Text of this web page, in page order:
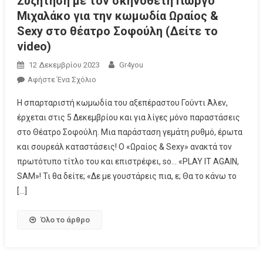
Μιχαλάκο για την κωμωδία Ωραίος &
Sexy στο θέατρο Σοφούλη (Δείτε το
video)
12 Δεκεμβρίου 2023
Gr4you
Αφήστε Ένα Σχόλιο
Η σπαρταριστή κωμωδία του αξεπέραστου Γούντι Άλεν,
έρχεται στις 5 Δεκεμβρίου και για λίγες μόνο παραστάσεις
στο Θέατρο Σοφούλη. Μια παράσταση γεμάτη ρυθμό, έρωτα
και σουρεάλ καταστάσεις! Ο «Ωραίος & Sexy» ανακτά τον
πρωτότυπο τίτλο του και επιστρέφει, so… «PLAY IT AGAIN,
SAM»! Τι θα δείτε; «Δε με γουστάρεις πια, ε; Θα το κάνω το
[…]
Όλο το άρθρο